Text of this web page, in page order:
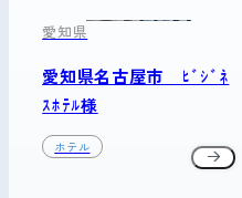
愛知県
愛知県名古屋市 ﾋﾞｼﾞﾈ
ｽﾎﾃﾙ様
ホテル